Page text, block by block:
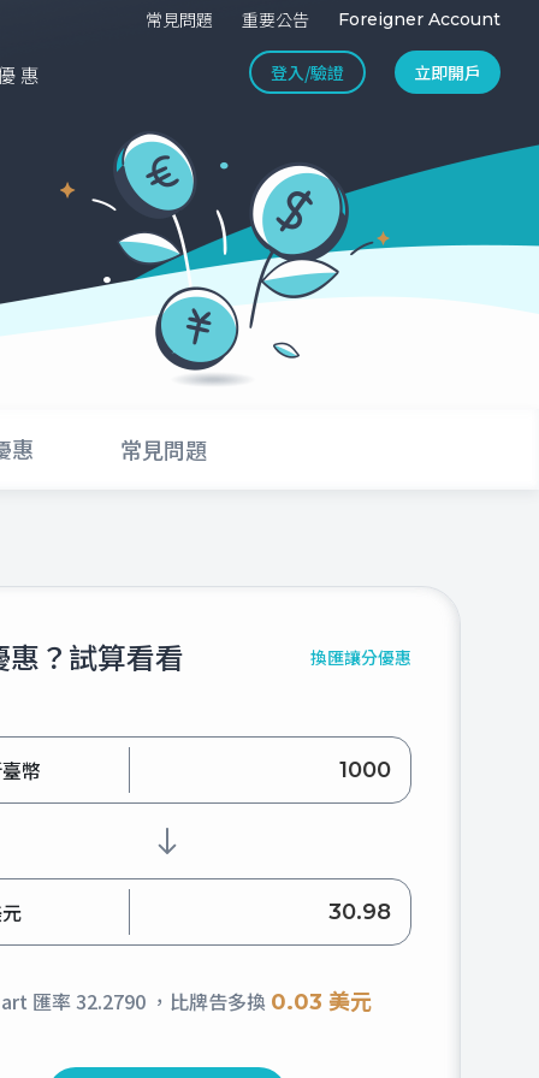
常見問題 重要公告 Foreigner Account
惠 登入/驗證 立即開戶
惠 常見問題
惠？試算看看 換匯讓分優惠
幣
匯率32.2790 ，比牌告多換 0.03 美元